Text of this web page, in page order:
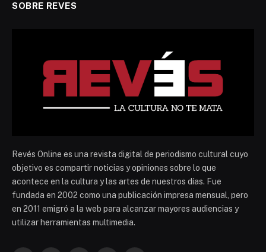
SOBRE REVES
Revés Online es una revista digital de periodismo cultural cuyo
objetivo es compartir noticias y opiniones sobre lo que
acontece en la cultura y las artes de nuestros días. Fue
fundada en 2002 como una publicación impresa mensual, pero
en 2011 emigró a la web para alcanzar mayores audiencias y
utilizar herramientas multimedia.